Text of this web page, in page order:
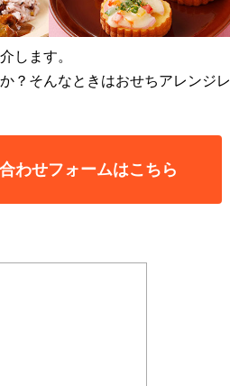
します。
？そんなときはおせちアレンジレ
わせフォームはこちら